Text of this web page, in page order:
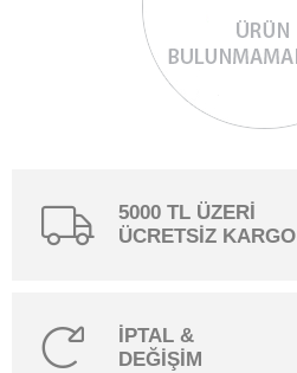
5000 TL ÜZERİ
ÜCRETSİZ KARGO
İPTAL &
DEĞİŞİM